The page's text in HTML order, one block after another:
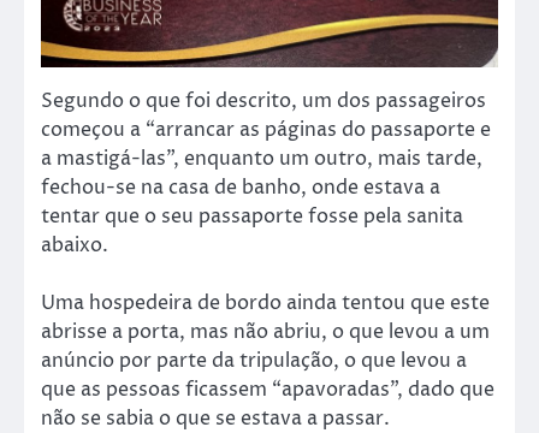
Segundo o que foi descrito, um dos passageiros
começou a “arrancar as páginas do passaporte e
a mastigá-las”, enquanto um outro, mais tarde,
fechou-se na casa de banho, onde estava a
tentar que o seu passaporte fosse pela sanita
abaixo.
Uma hospedeira de bordo ainda tentou que este
abrisse a porta, mas não abriu, o que levou a um
anúncio por parte da tripulação, o que levou a
que as pessoas ficassem “apavoradas”, dado que
não se sabia o que se estava a passar.